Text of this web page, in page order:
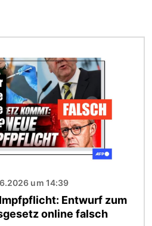
um 14:39
Entwurf zum
online falsch